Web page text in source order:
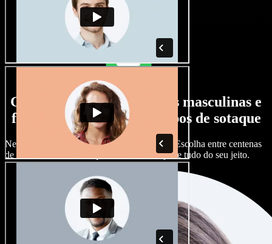
Grande variedade de vozes masculinas e
femininas, com todos os tipos de sotaque
Nenhum projeto precisa soar igual ao outro. Escolha entre centenas
de vozes com IA e sotaques diferentes e ajuste tudo do seu jeito.